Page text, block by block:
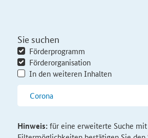
Sie suchen
Förderprogramm
Förderorganisation
In den weiteren Inhalten
Hinweis:für eine erweiterte Suche mit